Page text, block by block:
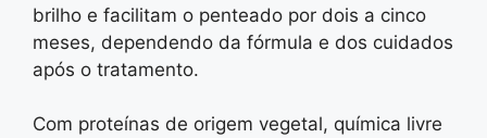
brilho e facilitam o penteado por dois a cinco
meses, dependendo da fórmula e dos cuidados
após o tratamento.
Com proteínas de origem vegetal, química livre